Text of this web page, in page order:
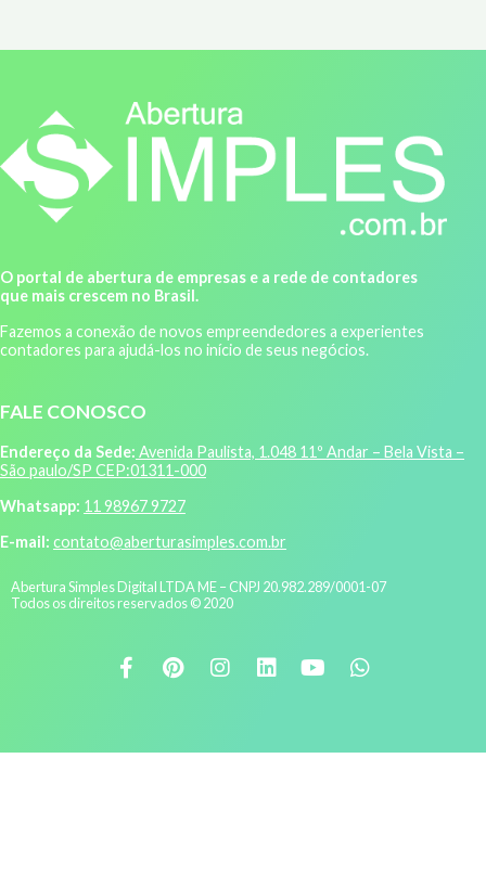
O portal de abertura de empresas e a rede de contadores
que mais crescem no Brasil.
Fazemos a conexão de novos empreendedores a experientes
contadores para ajudá-los no início de seus negócios.
FALE CONOSCO
Endereço da Sede: Avenida Paulista, 1.048 11º Andar – Bela Vista –
São paulo/SP CEP:01311-000
Whatsapp: 11 98967 9727
E-mail: contato@aberturasimples.com.br
Abertura Simples Digital LTDA ME – CNPJ 20.982.289/0001-07
Todos os direitos reservados © 2020